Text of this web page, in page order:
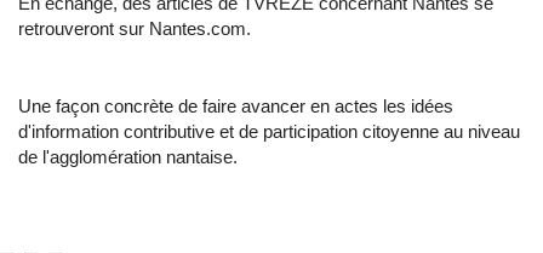
retrouveront sur Nantes.com.
Une façon concrète de faire avancer en actes les idées
d'information contributive et de participation citoyenne au niveau
de l'agglomération nantaise.